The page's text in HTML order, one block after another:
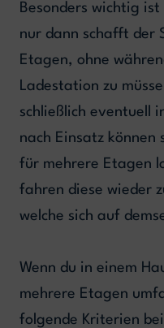
Besonders wichtig
nur dann schafft der
Etagen, ohne
Ladestation zu
schließlich eventuell
nach Einsatz können
für mehrere Etagen
fahren diese wieder
welche sich auf
Wenn du in einem
mehrere Etagen
folgende Kriterien